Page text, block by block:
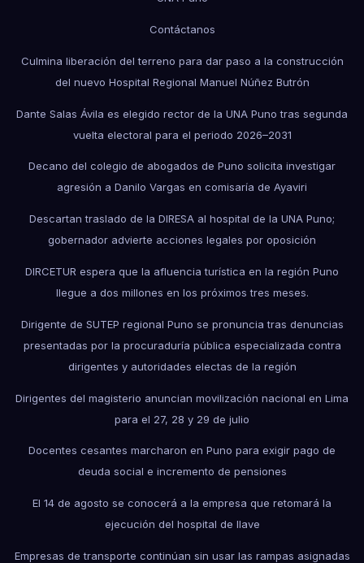
Contáctanos
Culmina liberación del terreno para dar paso a la construcción
del nuevo Hospital Regional Manuel Núñez Butrón
Dante Salas Ávila es elegido rector de la UNA Puno tras segunda
vuelta electoral para el periodo 2026–2031
Decano del colegio de abogados de Puno solicita investigar
agresión a Danilo Vargas en comisaría de Ayaviri
Descartan traslado de la DIRESA al hospital de la UNA Puno;
gobernador advierte acciones legales por oposición
DIRCETUR espera que la afluencia turística en la región Puno
llegue a dos millones en los próximos tres meses.
Dirigente de SUTEP regional Puno se pronuncia tras denuncias
presentadas por la procuraduría pública especializada contra
dirigentes y autoridades electas de la región
Dirigentes del magisterio anuncian movilización nacional en Lima
para el 27, 28 y 29 de julio
Docentes cesantes marcharon en Puno para exigir pago de
deuda social e incremento de pensiones
El 14 de agosto se conocerá a la empresa que retomará la
ejecución del hospital de Ilave
Empresas de transporte continúan sin usar las rampas asignadas